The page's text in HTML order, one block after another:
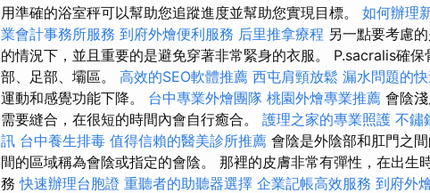
用準確的浴室秤可以幫助您追蹤進度並幫助您實現目標。 如何辦理
業會計事務所服務 到府外燴便利服務 后里推拿療程 另一點要考慮
的情況下，並且重要的是避免穿著非常緊身的衣服。 P.sacralis確
部、足部、壩區。 高效的SEO軟體推薦 西屯肩頸放鬆 漏水問題的
運動和感覺功能下降。 台中專業外燴團隊 桃園外燴專業推薦 會陰
需要縫合，在很短的時間內會自行癒合。 護理之家的專業照護 不鏽
訊 台中養生排毒 值得信賴的醫美診所推薦 會陰是外陰部和肛門之
間的區域稱為會陰或指定的會陰。 那裡的皮膚非常有彈性，在出生
務快速辦理台胞證 重聽者的助聽器選擇 企業記帳高效服務 到府外